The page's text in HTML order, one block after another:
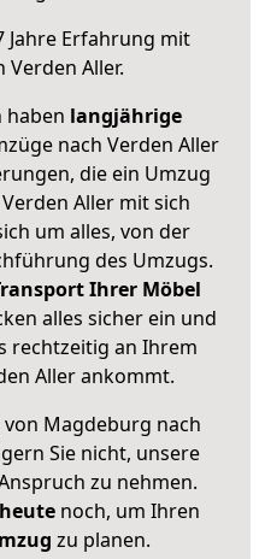
Jahre Erfahrung mit
Verden Aller.
haben langjährige
nach Verden Aller
die ein Umzug
Aller mit sich
um alles, von der
des Umzugs.
Ihrer Möbel
alles sicher ein und
rechtzeitig an Ihrem
Aller ankommt.
Magdeburg nach
Sie nicht, unsere
zu nehmen.
noch, um Ihren
zu planen.